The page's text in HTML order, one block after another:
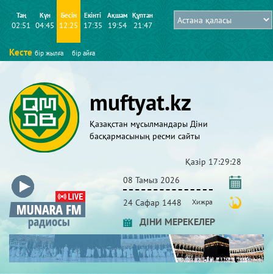
Таң
02:51
Күн
04:45
Бесін
12:25
Екінті
17:35
Ақшам
19:54
Құптан
21:47
Кесте бір жылға бір айға
muftyat.kz
Қазақстан мұсылмандары Діни
басқармасының ресми сайты
Қазір 17:29:30
08 Тамыз 2026
24 Сафар 1448 Хижра
ДІНИ МЕРЕКЕЛЕР